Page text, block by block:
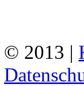
© 2013 |